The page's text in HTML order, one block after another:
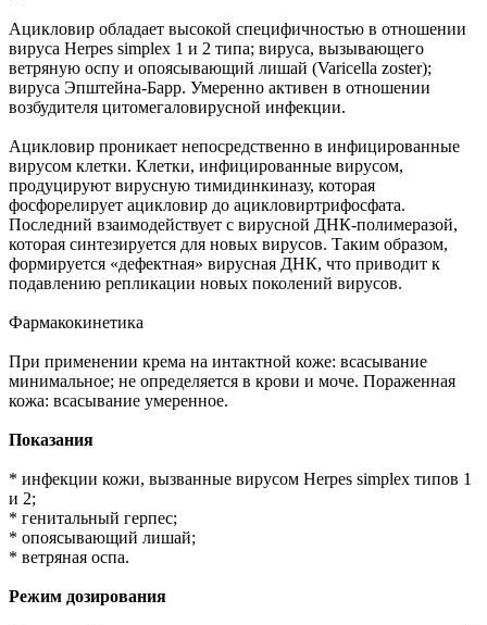
Ацикловир обладает высокой специфичностью в отношении
вируса Herpes simplex 1 и 2 типа; вируса, вызывающего
ветряную оспу и опоясывающий лишай (Varicella zoster);
вируса Эпштейна-Барр. Умеренно активен в отношении
возбудителя цитомегаловирусной инфекции.
Ацикловир проникает непосредственно в инфицированные
вирусом клетки. Клетки, инфицированные вирусом,
продуцируют вирусную тимидинкиназу, которая
фосфорелирует ацикловир до ацикловиртрифосфата.
Последний взаимодействует с вирусной ДНК-полимеразой,
которая синтезируется для новых вирусов. Таким образом,
формируется «дефектная» вирусная ДНК, что приводит к
подавлению репликации новых поколений вирусов.
Фармакокинетика
При применении крема на интактной коже: всасывание
минимальное; не определяется в крови и моче. Пораженная
кожа: всасывание умеренное.
Показания
* инфекции кожи, вызванные вирусом Herpes simplex типов 1
и 2;
* генитальный герпес;
* опоясывающий лишай;
* ветряная оспа.
Режим дозирования